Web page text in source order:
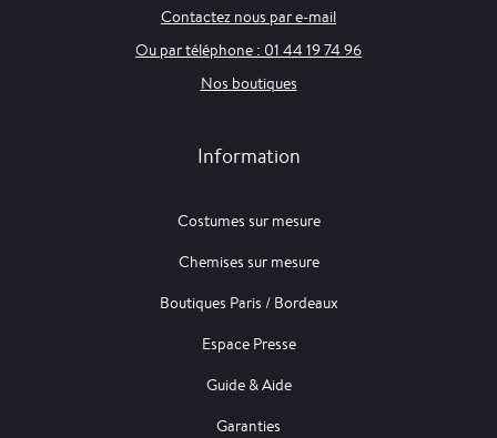
Contactez nous par e-mail
Ou par téléphone : 01 44 19 74 96
Nos boutiques
Information
Costumes sur mesure
Chemises sur mesure
Boutiques Paris / Bordeaux
Espace Presse
Guide & Aide
Garanties